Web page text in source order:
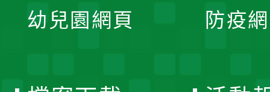
幼兒園網頁 防疫